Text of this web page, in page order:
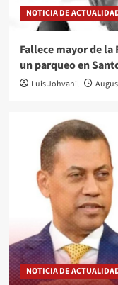
NOTICIA DE
Fallece mayor de la
un parqueo en
Luis Johvanil
NOTICIA DE